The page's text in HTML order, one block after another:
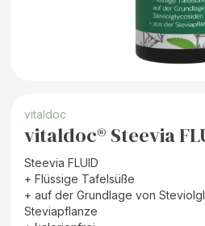
vitaldoc
vitaldoc® Steevia
Steevia FLUID
+ Flüssige Tafelsüße
+ auf der Grundlage von
Steviapflanze